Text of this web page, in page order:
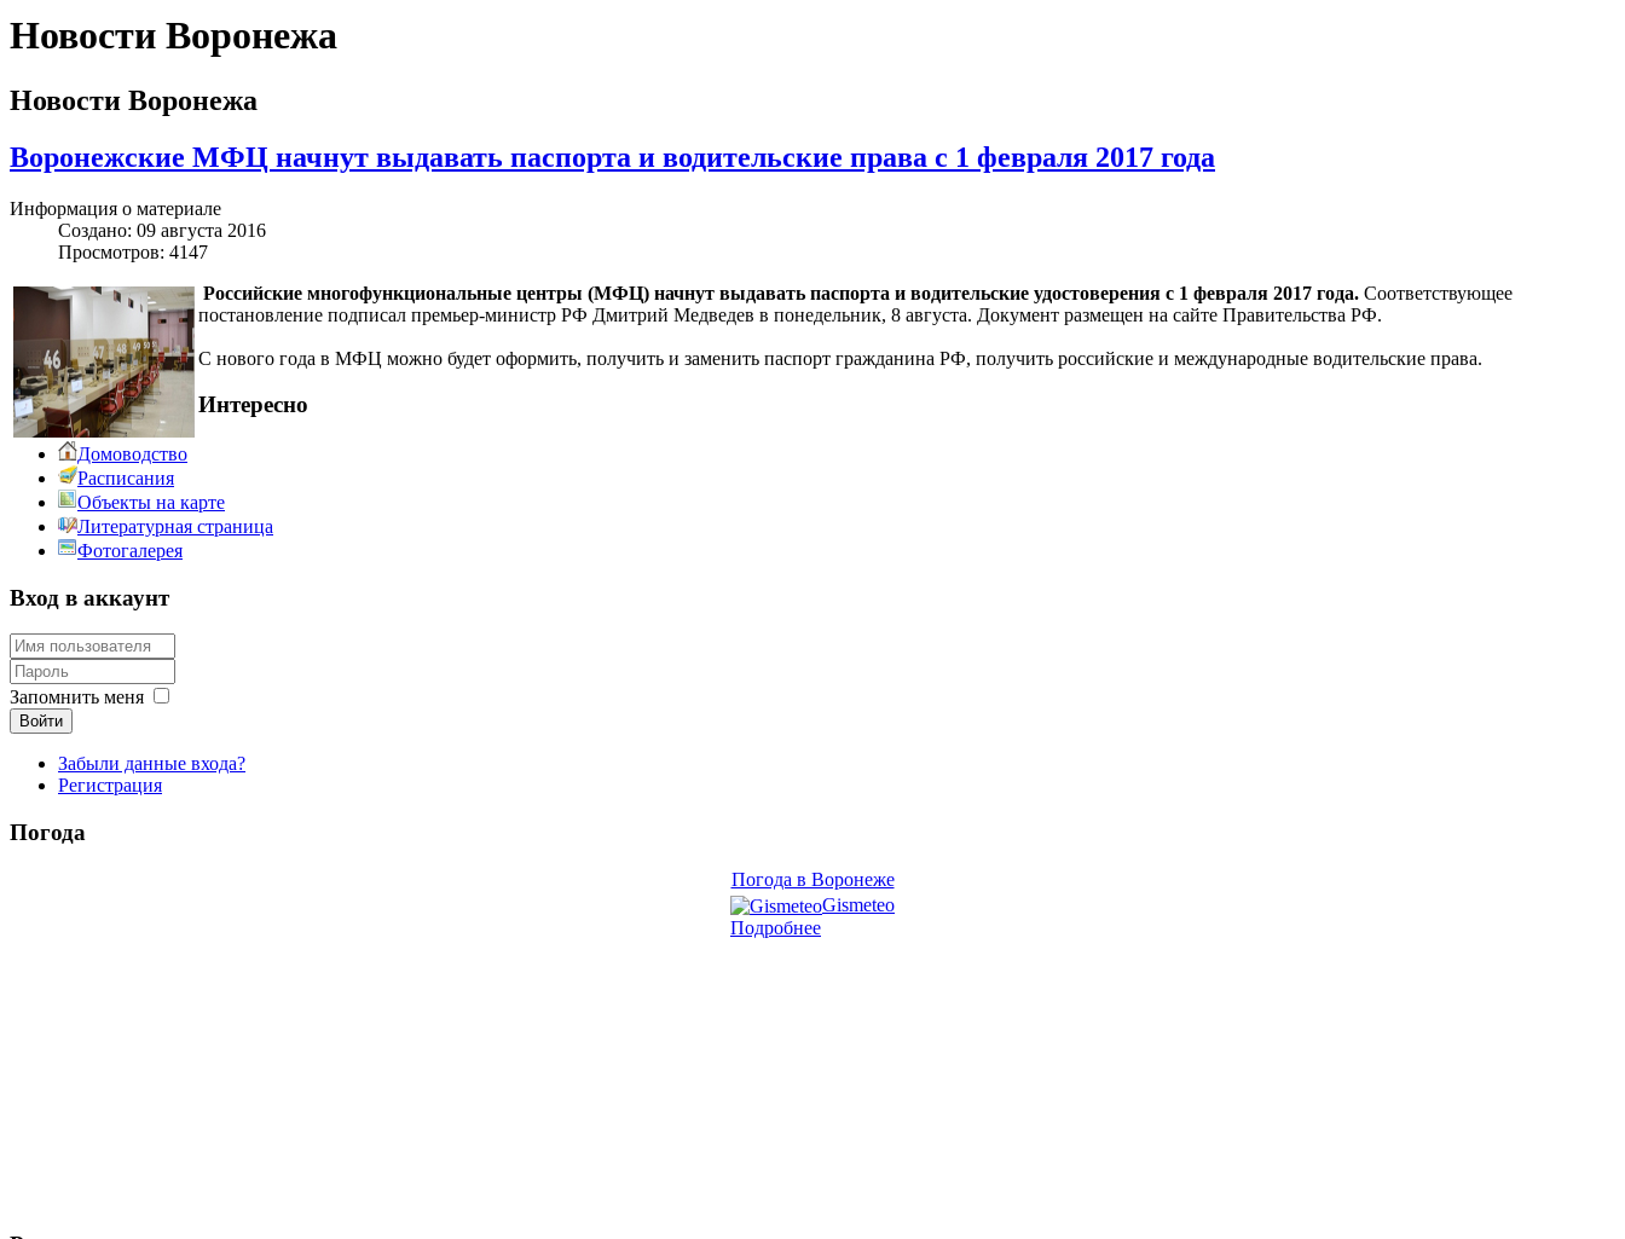
Новости Воронежа
Новости Воронежа
Воронежские МФЦ начнут выдавать паспорта и водительские права с 1 февраля 2017 года
Информация о материале
Создано: 09 августа 2016
Просмотров: 4147
Российские многофункциональные центры (МФЦ) начнут выдавать паспорта и водительские удостоверения с 1 февраля 2017 года. Соответствующее
постановление подписал премьер-министр РФ Дмитрий Медведев в понедельник, 8 августа. Документ размещен на сайте Правительства РФ.
С нового года в МФЦ можно будет оформить, получить и заменить паспорт гражданина РФ, получить российские и международные водительские права.
Интересно
Домоводство
Расписания
Объекты на карте
Литературная страница
Фотогалерея
Вход в аккаунт
Запомнить меня
Войти
Забыли данные входа?
Регистрация
Погода
Погода в Воронеже
Gismeteo
Подробнее